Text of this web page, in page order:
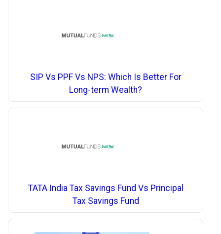
SIP Vs PPF Vs NPS: Which Is Better For
Long-term Wealth?
TATA India Tax Savings Fund Vs Principal
Tax Savings Fund